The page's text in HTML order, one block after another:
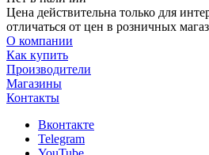
Цена действительна только для
отличаться от цен в розничных
О компании
Как купить
Производители
Магазины
Контакты
Вконтакте
Telegram